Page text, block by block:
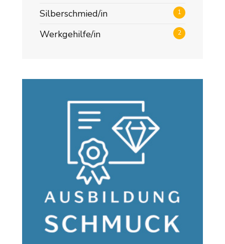
Silberschmied/in 1
Werkgehilfe/in 2